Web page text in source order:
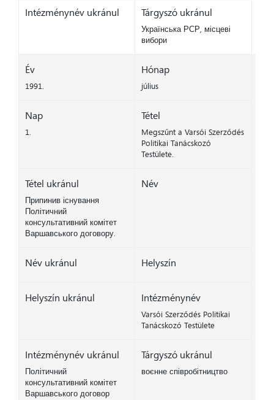
Intézménynév ukránul Tárgyszó ukránul
Українська РСР, місцеві
вибори
Év
1991.
Hónap
július
Nap
1.
Tétel
Megszűnt a Varsói Szerződés
Politikai Tanácskozó
Testülete.
Tétel ukránul
Припинив існування
Політичний
консультативний комітет
Варшавського договору.
Név
Név ukránul Helyszín
Helyszín ukránul Intézménynév
Varsói Szerződés Politikai
Tanácskozó Testülete
Intézménynév ukránul
Політичний
консультативний комітет
Варшавського договор
Tárgyszó ukránul
воєнне співробітництво